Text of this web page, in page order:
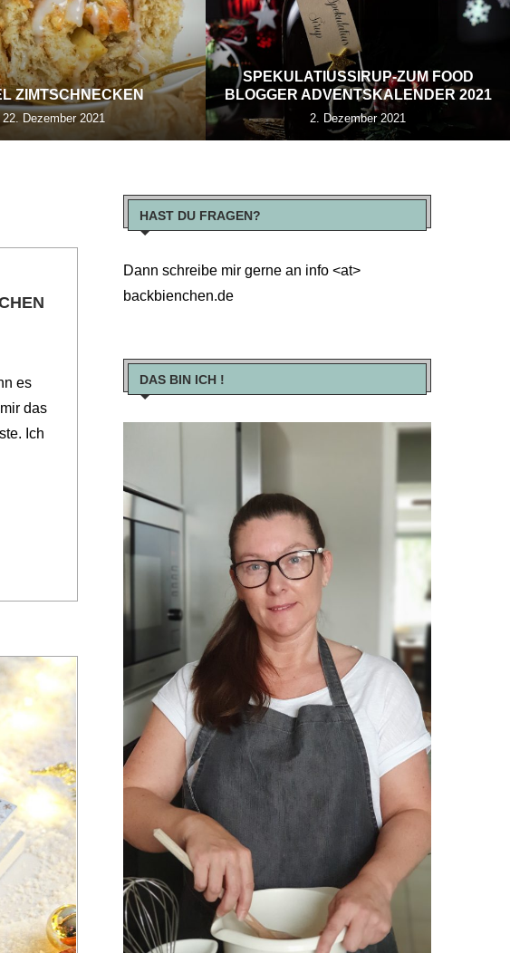
ZIMTSCHNECKEN
22. Dezember 2021
SPEKULATIUSSIRUP-ZUM FOOD
BLOGGER ADVENTSKALENDER 2021
2. Dezember 2021
es
das
Ich
HAST DU FRAGEN?
Dann schreibe mir gerne an info <at>
backbienchen.de
DAS BIN ICH !